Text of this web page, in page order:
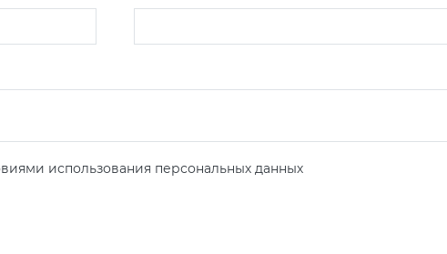
использования персональных данных